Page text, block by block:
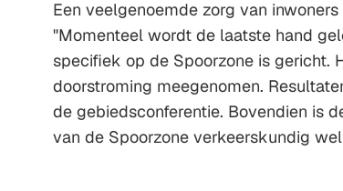
Een veelgenoemde zorg van
"Momenteel wordt de laatste hand
specifiek op de Spoorzone is gericht.
doorstroming meegenomen.
de gebiedsconferentie. Bovendien is
van de Spoorzone verkeerskundig